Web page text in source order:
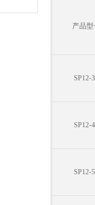
产品型
SP12-
SP12-
SP12-